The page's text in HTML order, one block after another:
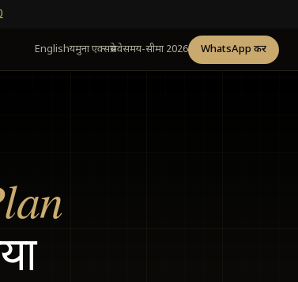
Englishयमुना एक्सप्रेसवेसमय-सीमा 2026 WhatsApp करें